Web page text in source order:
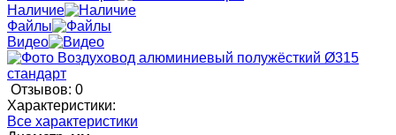
Наличие
Файлы
Видео
Отзывов: 0
Характеристики:
Все характеристики